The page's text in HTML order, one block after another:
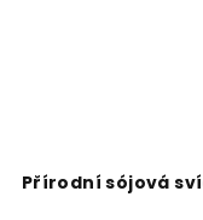
Přírodní sójová